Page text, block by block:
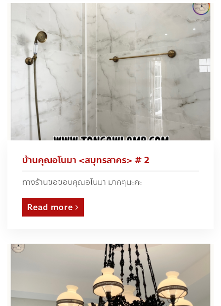
บ้านคุณอโนมา <สมุทรสาคร> # 2
ทางร้านขอขอบคุณอโนมา มากๆนะคะ
Read more